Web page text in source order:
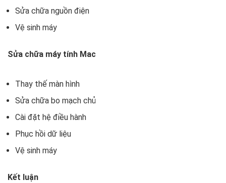
Sửa chữa nguồn điện
Vệ sinh máy
Sửa chữa máy tính Mac
Thay thế màn hình
Sửa chữa bo mạch chủ
Cài đặt hệ điều hành
Phục hồi dữ liệu
Vệ sinh máy
Kết luận